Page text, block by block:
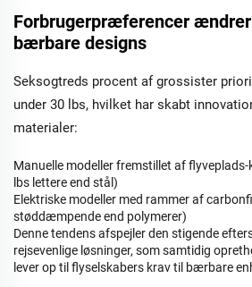
Forbrugerpræferencer
bærbare designs
Seksogtreds procent af grossister
under 30 lbs, hvilket har skabt
materialer:
Manuelle modeller fremstillet af
lbs lettere end stål)
Elektriske modeller med rammer af
støddæmpende end polymerer)
Denne tendens afspejler den stigende
rejsevenlige løsninger, som samtidig
lever op til flyselskabers krav til bærbare